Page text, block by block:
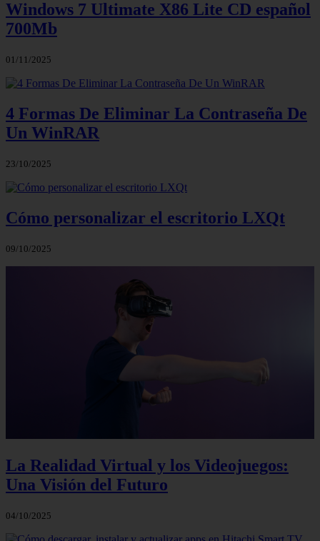
Windows 7 Ultimate X86 Lite CD español
700Mb
01/11/2025
4 Formas De Eliminar La Contraseña De
Un WinRAR
23/10/2025
Cómo personalizar el escritorio LXQt
09/10/2025
La Realidad Virtual y los Videojuegos:
Una Visión del Futuro
04/10/2025